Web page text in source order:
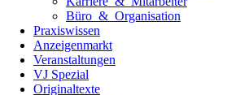
Büro & Organisation
Praxiswissen
Anzeigenmarkt
Veranstaltungen
VJ Spezial
Originaltexte